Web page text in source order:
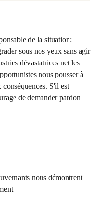
de la situation:
sous nos yeux sans agir
dévastatrices net les
nous pousser à
S'il est
de demander pardon
nous démontrent